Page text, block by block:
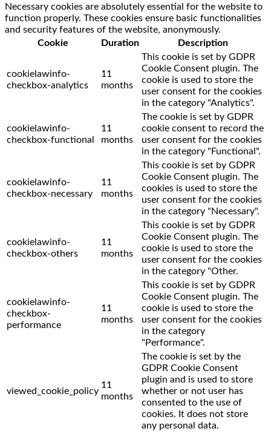
Necessary cookies are absolutely essential for the website to
function properly. These cookies ensure basic functionalities
and security features of the website, anonymously.
Cookie
Duration Description
cookielawinfo-
checkbox-analytics
11
months
This cookie is set by GDPR
Cookie Consent plugin. The
cookie is used to store the
user consent for the cookies
in the category "Analytics".
cookielawinfo-
checkbox-functional
11
months
The cookie is set by GDPR
cookie consent to record the
user consent for the cookies
in the category "Functional".
cookielawinfo-
checkbox-necessary
11
months
This cookie is set by GDPR
Cookie Consent plugin. The
cookies is used to store the
user consent for the cookies
in the category "Necessary".
cookielawinfo-
checkbox-others
11
months
This cookie is set by GDPR
Cookie Consent plugin. The
cookie is used to store the
user consent for the cookies
in the category "Other.
cookielawinfo-
checkbox-
performance
11
months
This cookie is set by GDPR
Cookie Consent plugin. The
cookie is used to store the
user consent for the cookies
in the category
"Performance".
viewed_cookie_policy
11
months
The cookie is set by the
GDPR Cookie Consent
plugin and is used to store
whether or not user has
consented to the use of
cookies. It does not store
any personal data.